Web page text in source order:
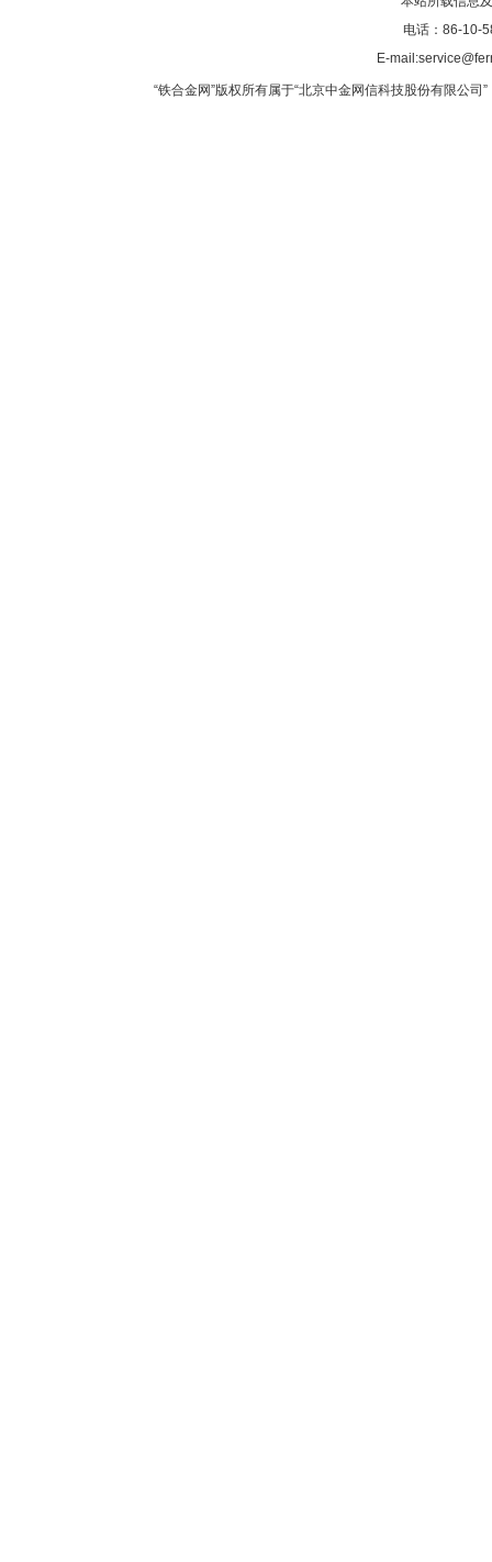
电话：86-10-
E-
“铁合金网”版权所有属于“北京中金网信科技股份有限公司